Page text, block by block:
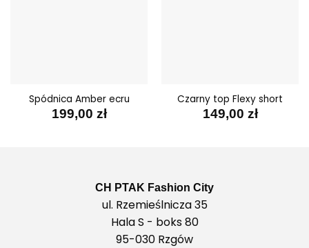
Spódnica Amber ecru
199,00 zł
Czarny top Flexy short
149,00 zł
CH PTAK Fashion City
ul. Rzemieślnicza 35
Hala S - boks 80
95-030 Rzgów